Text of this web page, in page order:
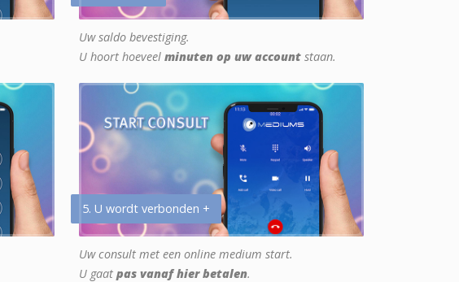
Uw saldo bevestiging.
U hoort hoeveel minuten op uw account staan.
5. U wordt verbonden +
Uw consult met een online medium start.
U gaat pas vanaf hier betalen.